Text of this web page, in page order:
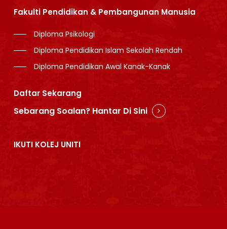
Fakulti Pendidikan & Pembangunan Manusia
Diploma Psikologi
Diploma Pendidikan Islam Sekolah Rendah
Diploma Pendidikan Awal Kanak-Kanak
Daftar Sekarang
Sebarang Soalan? Hantar Di Sini
IKUTI KOLEJ UNITI